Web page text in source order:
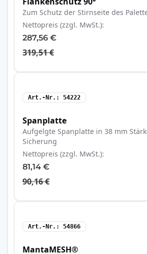
Zum Schutz der Stirnseite des
Nettopreis (zzgl. MwSt.)
287,56 €
319,51 €
Art.-Nr. 54222
Spanplatte
Aufgelgte Spanplatte in 38 mm
Sicherung
Nettopreis (zzgl. MwSt.)
81,14 €
90,16 €
Art.-Nr. 54866
MantaMESH®